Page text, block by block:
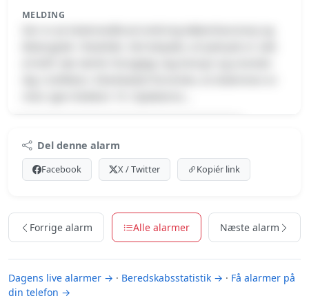
MELDING
Premium indhold
Log ind med Premium for at se meldingen.
Se Premium-muligheder
Del denne alarm
Facebook X / Twitter Kopiér link
Forrige alarm Alle alarmer Næste alarm
Dagens live alarmer → · Beredskabsstatistik → · Få alarmer på
din telefon →